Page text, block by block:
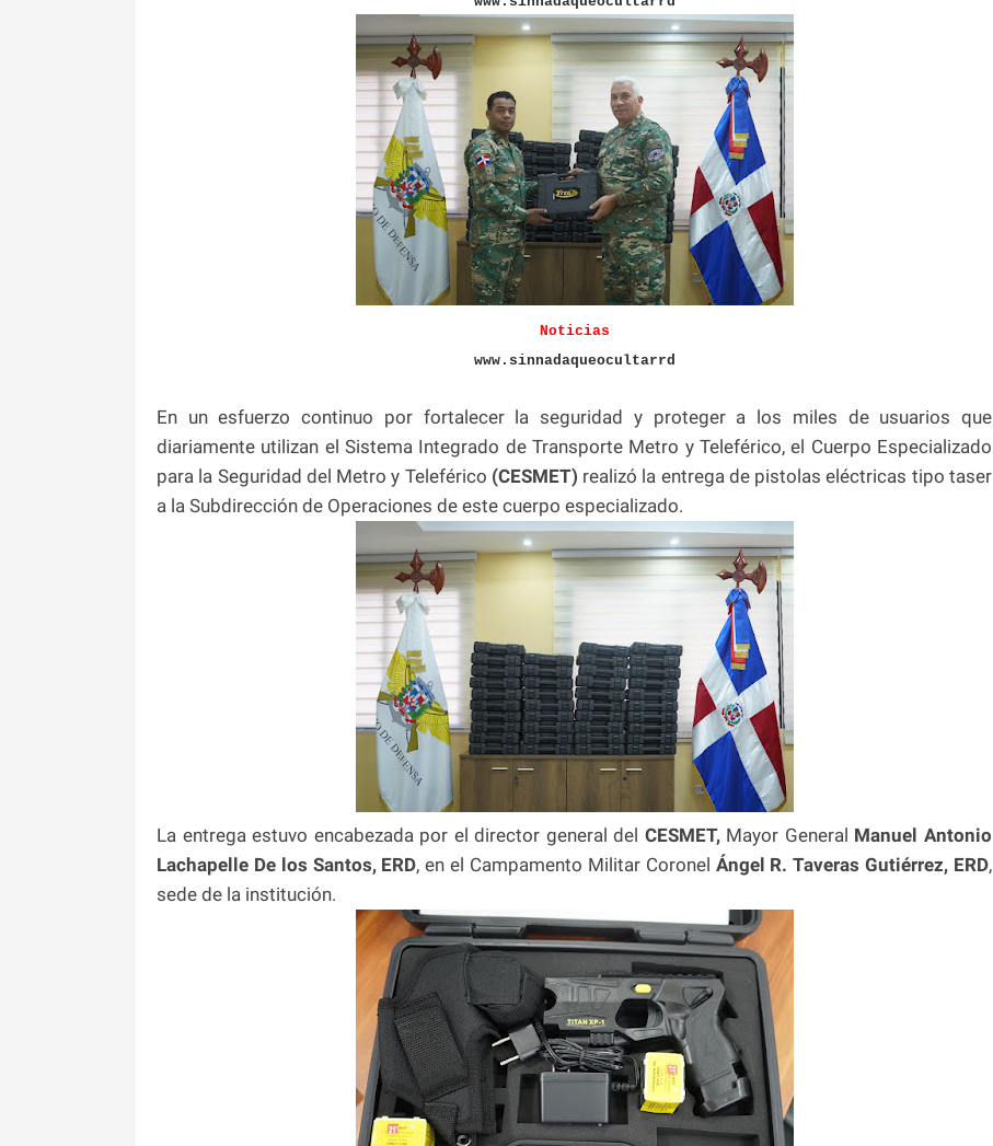
Noticias
www.sinnadaqueocultarrd
En un esfuerzo continuo por fortalecer la seguridad y proteger a los miles de usuarios que
diariamente utilizan el Sistema Integrado de Transporte Metro y Teleférico, el Cuerpo Especializado
para la Seguridad del Metro y Teleférico (CESMET) realizó la entrega de pistolas eléctricas tipo taser
a la Subdirección de Operaciones de este cuerpo especializado.
La entrega estuvo encabezada por el director general del CESMET, Mayor General Manuel Antonio
Lachapelle De los Santos, ERD, en el Campamento Militar Coronel Ángel R. Taveras Gutiérrez, ERD,
sede de la institución.